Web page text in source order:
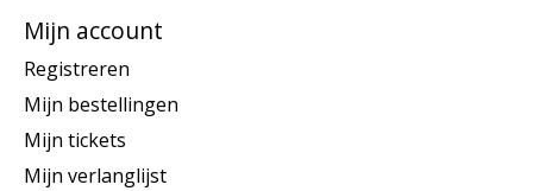
Mijn account
Registreren
Mijn bestellingen
Mijn tickets
Mijn verlanglijst